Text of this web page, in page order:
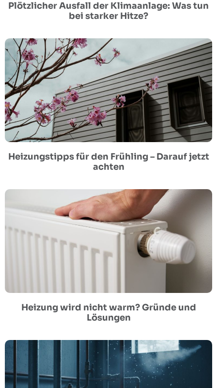
Plötzlicher Ausfall der Klimaanlage: Was tun
bei starker Hitze?
Heizungstipps für den Frühling – Darauf jetzt
achten
Heizung wird nicht warm? Gründe und
Lösungen